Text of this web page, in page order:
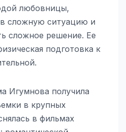
любовницы,
сложную ситуацию и
сложное решение. Ее
подготовка к
Игумнова получила
в крупных
в фильмах